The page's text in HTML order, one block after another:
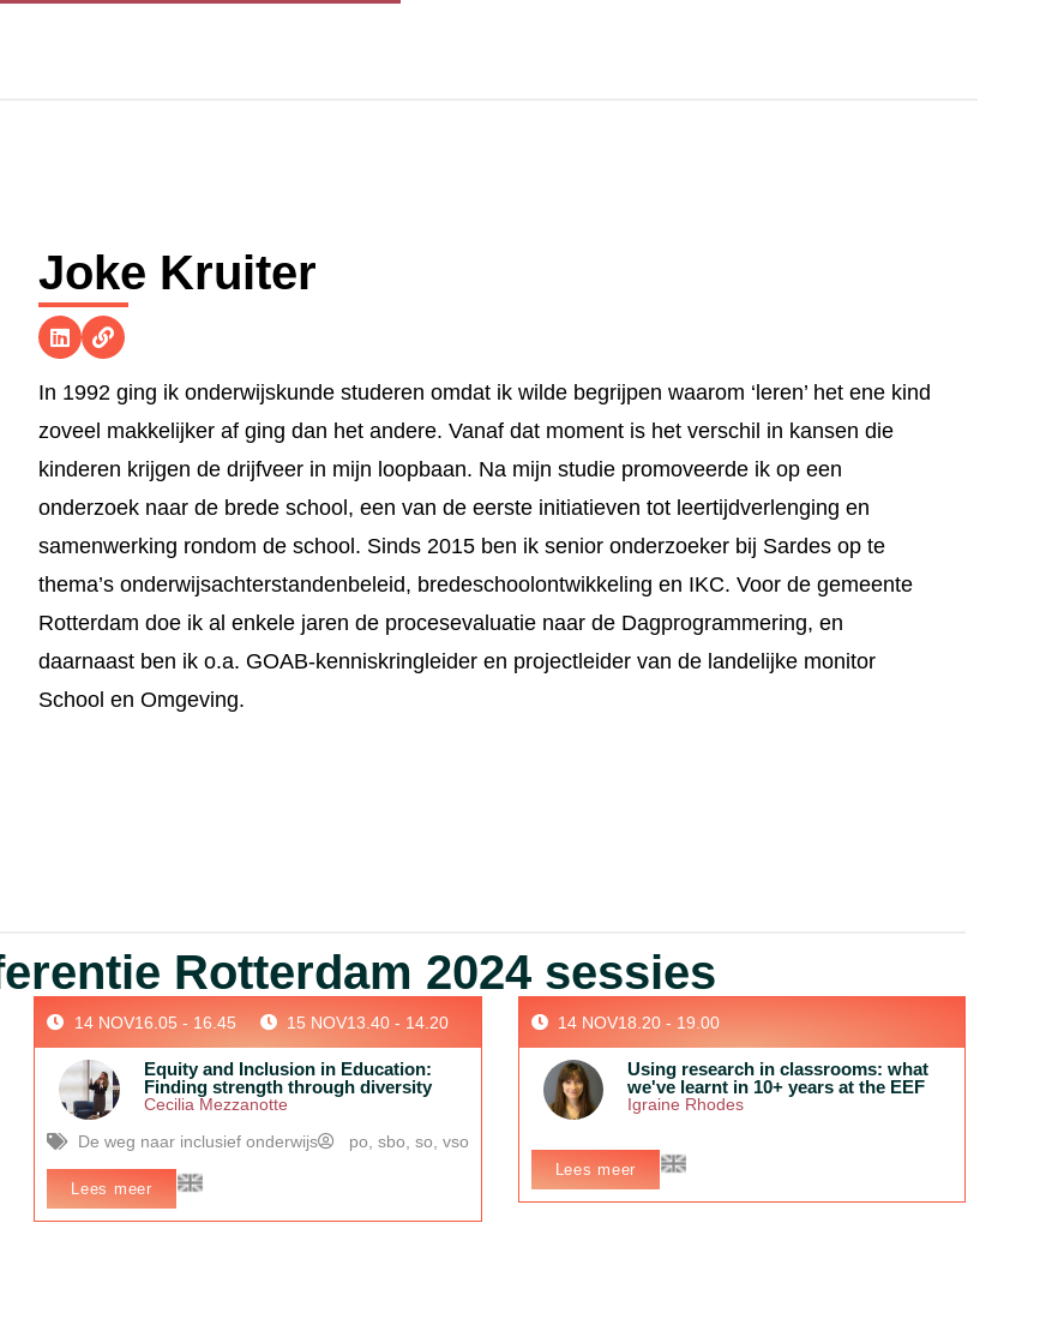
Joke Kruiter
In 1992 ging ik onderwijskunde studeren omdat ik wilde begrijpen waarom ‘leren’ het ene kind
zoveel makkelijker af ging dan het andere. Vanaf dat moment is het verschil in kansen die
kinderen krijgen de drijfveer in mijn loopbaan. Na mijn studie promoveerde ik op een
onderzoek naar de brede school, een van de eerste initiatieven tot leertijdverlenging en
samenwerking rondom de school. Sinds 2015 ben ik senior onderzoeker bij Sardes op te
thema’s onderwijsachterstandenbeleid, bredeschoolontwikkeling en IKC. Voor de gemeente
Rotterdam doe ik al enkele jaren de procesevaluatie naar de Dagprogrammering, en
daarnaast ben ik o.a. GOAB-kenniskringleider en projectleider van de landelijke monitor
School en Omgeving.
Rotterdam 2024 sessies
14 NOV16.05 - 16.45 15 NOV13.40 - 14.20
Equity and Inclusion in Education:
Finding strength through diversity
Cecilia Mezzanotte
De weg naar inclusief onderwijs
po ,sbo ,so ,vso
Lees meer
14 NOV18.20 - 19.00
Using research in classrooms: what
we've learnt in 10+ years at the EEF
Igraine Rhodes
Lees meer